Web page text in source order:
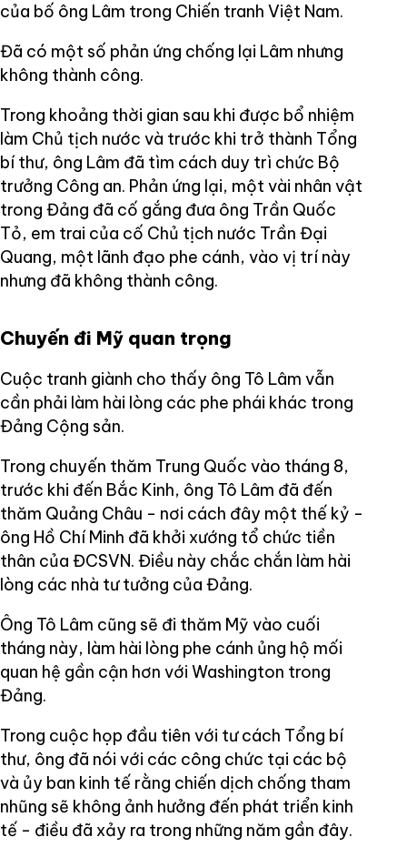
của bố ông Lâm trong Chiến tranh Việt Nam.
Đã có một số phản ứng chống lại Lâm nhưng
không thành công.
Trong khoảng thời gian sau khi được bổ nhiệm
làm Chủ tịch nước và trước khi trở thành Tổng
bí thư, ông Lâm đã tìm cách duy trì chức Bộ
trưởng Công an. Phản ứng lại, một vài nhân vật
trong Đảng đã cố gắng đưa ông Trần Quốc
Tỏ, em trai của cố Chủ tịch nước Trần Đại
Quang, một lãnh đạo phe cánh, vào vị trí này
nhưng đã không thành công.
Chuyến đi Mỹ quan trọng
Cuộc tranh giành cho thấy ông Tô Lâm vẫn
cần phải làm hài lòng các phe phái khác trong
Đảng Cộng sản.
Trong chuyến thăm Trung Quốc vào tháng 8,
trước khi đến Bắc Kinh, ông Tô Lâm đã đến
thăm Quảng Châu - nơi cách đây một thế kỷ -
ông Hồ Chí Minh đã khởi xướng tổ chức tiền
thân của ĐCSVN. Điều này chắc chắn làm hài
lòng các nhà tư tưởng của Đảng.
Ông Tô Lâm cũng sẽ đi thăm Mỹ vào cuối
tháng này, làm hài lòng phe cánh ủng hộ mối
quan hệ gần cận hơn với Washington trong
Đảng.
Trong cuộc họp đầu tiên với tư cách Tổng bí
thư, ông đã nói với các công chức tại các bộ
và ủy ban kinh tế rằng chiến dịch chống tham
nhũng sẽ không ảnh hưởng đến phát triển kinh
tế - điều đã xảy ra trong những năm gần đây.